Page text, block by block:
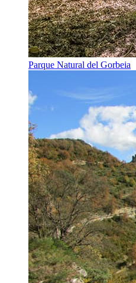
Parque Natural del Gorbeia